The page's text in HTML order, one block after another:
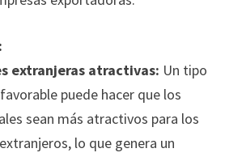
extranjeras atractivas: Un tipo
puede hacer que los
sean más atractivos para los
lo que genera un